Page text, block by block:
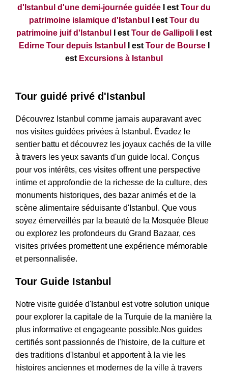
d'Istanbul d'une demi-journée guidée I estTour du
patrimoine islamique d'Istanbul
I estTour du
patrimoine juif d'Istanbul
I estTour de Gallipoli I est
Edirne Tour depuis Istanbul
I estTour de Bourse
est Excursions à Istanbul
Tour guidé privé d'Istanbul
Découvrez Istanbul comme jamais auparavant avec
nos visites guidées privées à Istanbul. Évadez le
sentier battu et découvrez les joyaux cachés de la ville
à travers les yeux savants d'un guide local. Conçus
pour vos intérêts, ces visites offrent une perspective
intime et approfondie de la richesse de la culture, des
monuments historiques, des bazar animés et de la
scène alimentaire séduisante d'Istanbul. Que vous
soyez émerveillés par la beauté de la Mosquée Bleue
ou explorez les profondeurs du Grand Bazaar, ces
visites privées promettent une expérience mémorable
et personnalisée.
Tour Guide Istanbul
Notre visite guidée d'Istanbul est votre solution unique
pour explorer la capitale de la Turquie de la manière la
plus informative et engageante possible.Nos guides
certifiés sont passionnés de l'histoire, de la culture et
des traditions d'Istanbul et apportent à la vie les
histoires anciennes et modernes de la ville à travers